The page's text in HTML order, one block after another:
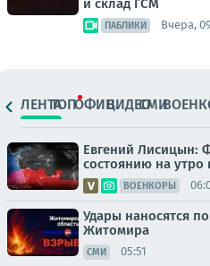
и склад ГСМ
ПАБЛИКИ Вчера,
ЛЕНТАТОПОФИЦ.ВИДЕОСМИ
Евгений Лисицын:
состоянию на утро
ВОЕНКОРЫ
Удары наносятся
Житомира
СМИ 05:51